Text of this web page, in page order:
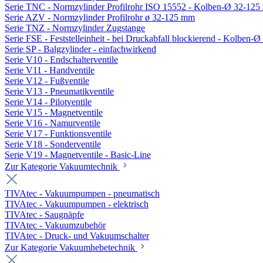
Serie TNC - Normzylinder Profilrohr ISO 15552 - Kolben-Ø 32-125
Serie AZV - Normzylinder Profilrohr ø 32-125 mm
Serie TNZ - Normzylinder Zugstange
Serie FSE - Feststelleinheit - bei Druckabfall blockierend - Kolben-Ø
Serie SP - Balgzylinder - einfachwirkend
Serie V10 - Endschalterventile
Serie V11 - Handventile
Serie V12 - Fußventile
Serie V13 - Pneumatikventile
Serie V14 - Pilotventile
Serie V15 - Magnetventile
Serie V16 - Namurventile
Serie V17 - Funktionsventile
Serie V18 - Sonderventile
Serie V19 - Magnetventile - Basic-Line
Zur Kategorie Vakuumtechnik
TIVAtec - Vakuumpumpen - pneumatisch
TIVAtec - Vakuumpumpen - elektrisch
TIVAtec - Saugnäpfe
TIVAtec - Vakuumzubehör
TIVAtec - Druck- und Vakuumschalter
Zur Kategorie Vakuumhebetechnik